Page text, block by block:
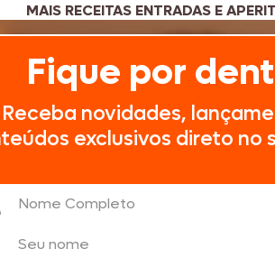
MAIS RECEITAS ENTRADAS E
Fique por
Receba novidades,
exclusivos direto no
Nome Completo